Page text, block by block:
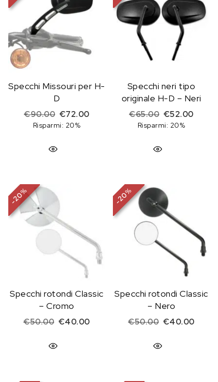
Specchi Missouri per H-
D
€90.00 Il prezzo originale era: €90.00.
€72.00Il prezzo attuale è: €72.00.
Risparmi: 20%
Specchi neri tipo
originale H-D – Neri
€65.00 Il prezzo
€52.00Il
Risparmi: 20%
-
20
%
Specchi rotondi Classic
– Cromo
€50.00 Il prezzo originale era: €50.00.
€40.00Il prezzo attuale è: €40.00.
-
20
%
Specchi rotondi Classic
– Nero
€50.00 Il prezzo
€40.00Il